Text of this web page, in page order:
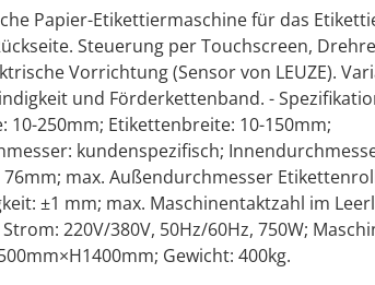
Papier-Etikettiermaschine für das
Steuerung per Touchscreen,
Vorrichtung (Sensor von LEUZE).
und Förderkettenband. -
10-250mm; Etikettenbreite: 10-150mm;
kundenspezifisch;
max. Außendurchmesser
±1 mm; max. Maschinentaktzahl im
220V/380V, 50Hz/60Hz, 750W;
Gewicht: 400kg.